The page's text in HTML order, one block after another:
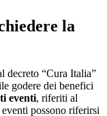
la
decreto “Cura Italia”
godere dei benefici
eventi, riferiti al
possono riferirsi